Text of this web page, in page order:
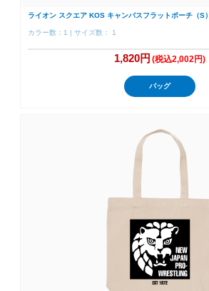
ライオン スクエア KOS キャンバスフラットポーチ（S）
カラー数：1 | サイズ数： 1
1,820円 (税込2,002円)
バッグ